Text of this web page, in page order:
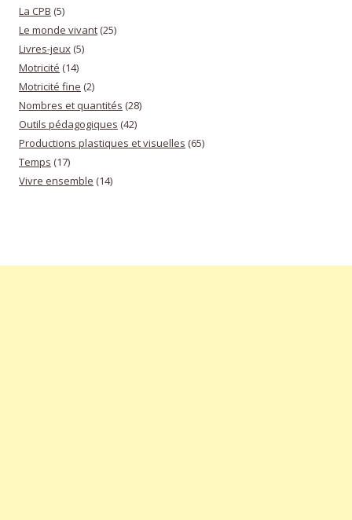
La CPB (5)
Le monde vivant (25)
Livres-jeux (5)
Motricité (14)
Motricité fine (2)
Nombres et quantités (28)
Outils pédagogiques (42)
Productions plastiques et visuelles (65)
Temps (17)
Vivre ensemble (14)